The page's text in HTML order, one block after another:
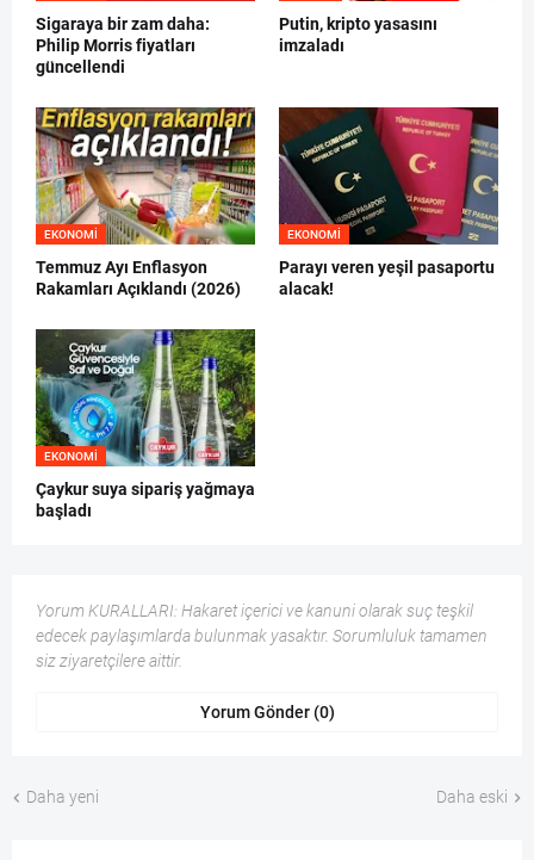
Sigaraya bir zam daha:
Philip Morris fiyatları
güncellendi
Putin, kripto yasasını
imzaladı
EKONOMI
Temmuz Ayı Enflasyon
Rakamları Açıklandı (2026)
EKONOMI
Parayı veren yeşil pasaportu
alacak!
EKONOMI
Çaykur suya sipariş yağmaya
başladı
Yorum KURALLARI: Hakaret içerici ve kanuni olarak suç teşkil
edecek paylaşımlarda bulunmak yasaktır. Sorumluluk tamamen
siz ziyaretçilere aittir.
Yorum Gönder (0)
Daha yeni Daha eski